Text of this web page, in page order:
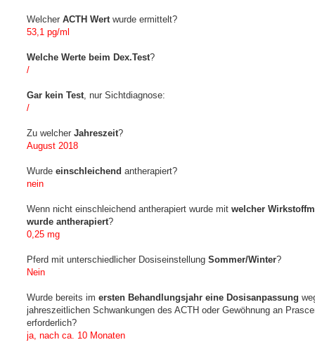
Welcher ACTH Wert wurde ermittelt?
53,1 pg/ml
Welche Werte beim Dex.Test?
/
Gar kein Test , nur Sichtdiagnose:
/
Zu welcher Jahreszeit?
August 2018
Wurde einschleichend antherapiert?
nein
Wenn nicht einschleichend antherapiert wurde mit welcher
wurde antherapiert?
0,25 mg
Pferd mit unterschiedlicher Dosiseinstellung Sommer/Winter?
Nein
Wurde bereits im ersten Behandlungsjahr eine Dosisanpassung
jahreszeitlichen Schwankungen des ACTH oder Gewöhnung an
erforderlich?
ja, nach ca. 10 Monaten